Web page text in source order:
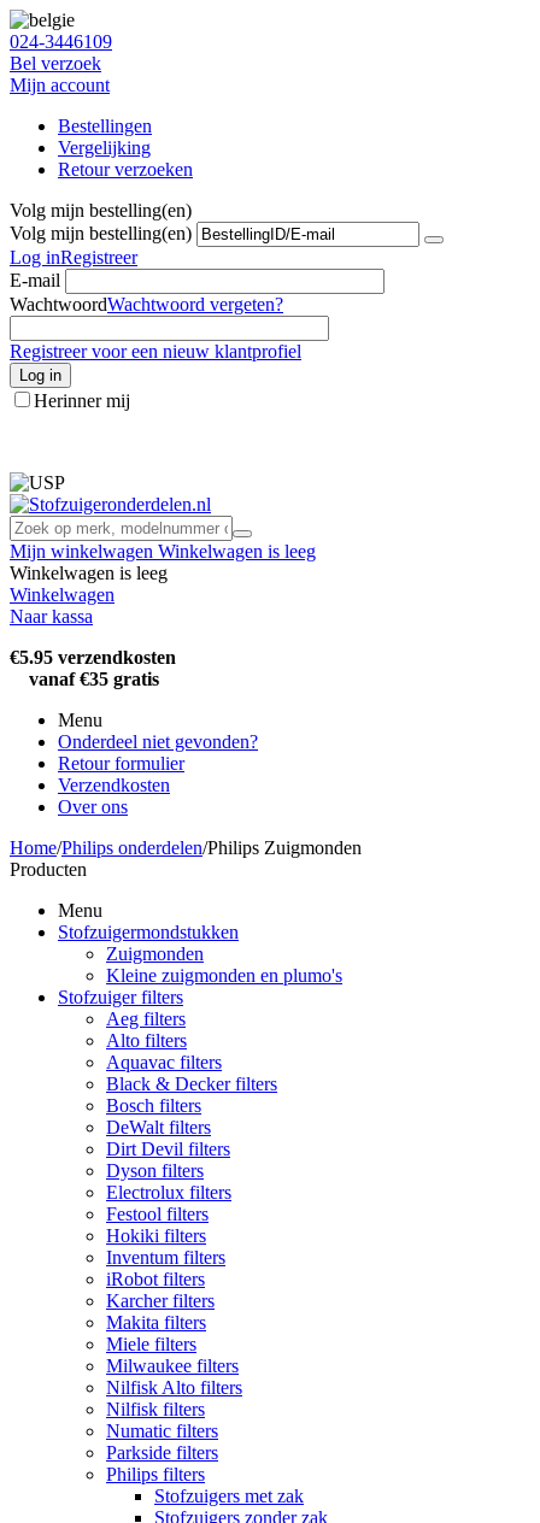
024-3446109
Bel verzoek
Mijn account
Bestellingen
Vergelijking
Retour verzoeken
Volg mijn bestelling(en)
Volg mijn bestelling(en)
Log inRegistreer
E-mail
WachtwoordWachtwoord vergeten?
Registreer voor een nieuw klantprofiel
Log in
Herinner mij
Mijn winkelwagen Winkelwagen is leeg
Winkelwagen is leeg
Winkelwagen
Naar kassa
€5.95 verzendkosten
vanaf €35 gratis
Menu
Onderdeel niet gevonden?
Retour formulier
Verzendkosten
Over ons
Home/Philips onderdelen/Philips Zuigmonden
Producten
Menu
Stofzuigermondstukken
Zuigmonden
Kleine zuigmonden en plumo's
Stofzuiger filters
Aeg filters
Alto filters​
Aquavac filters
Black & Decker filters
Bosch filters
DeWalt filters
Dirt Devil filters
Dyson filters
Electrolux filters
Festool filters
Hokiki filters
Inventum filters
iRobot filters
Karcher filters
Makita filters
Miele filters
Milwaukee filters
Nilfisk Alto filters
Nilfisk filters
Numatic filters
Parkside filters
Philips filters
Stofzuigers met zak
Stofzuigers zonder zak